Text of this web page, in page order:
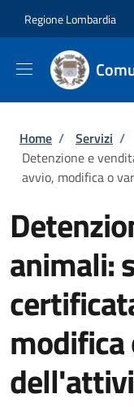
Regione Lombardia
Briciole
Home / Servizi /
Detenzione e
avvio, modifica o
animali:
modifica